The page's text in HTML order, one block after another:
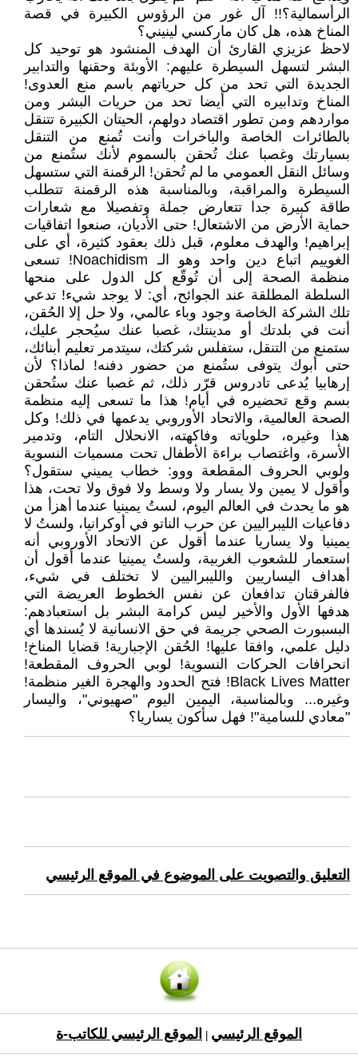
الرأسمالية؟!! آل غور من الرؤوس الكبيرة في قصة
المناخ هذه، هل كان ماركسي لينيني؟
لاحظ عزيزي القارئ أن الهدف المنشود هو توحيد كل
البشر لتسهل السيطرة عليهم: الأوبئة وحقنها والتدابير
الجديدة التي تحد من كل حرياتهم باسم منع العدوى!
المناخ وتدابيره التي أيضا تحد من حريات البشر ومن
مواردهم ومن تطور اقتصاد دولهم، الحيتان الكبيرة تتنقل
بالطائرات الخاصة والباخرات وأنت تُمنع من التنقل
بسيارتك وغصبا عنك تُحقن بالسموم لأنك ستُمنع من
وسائل النقل العمومي ما لم تُحقن! الرقمنة التي ستسهل
السيطرة والمراقبة، وبالمناسبة هذه الرقمنة تتطلب
طاقة كبيرة جدا تتعارض جملة وتفصيلا مع شعارات
حماية الأرض من الاشتعال! حتى الأديان، صنعوا اتفاقيات
إبراهيم! والهدف معلوم، قبل ذلك بعقود كثيرة، أي على
الغوييم اتباع دين واحد وهو الـ Noachidism! تسعى
منظمة الصحة إلى أن تُوقّع كل الدول على منحها
السلطة المطلقة عند الجوائح، أي: لا يوجد شيء! تدعي
تلك الشركة الخاصة وجود وباء عالمي، ولا حل إلا الحُقن،
أنت في بلدتك أو مدينتك، غصبا عنك سيُحجر عليك،
ستمنع من التنقل، ستفلس شركتك، سيتدمر تعليم أبنائك،
حتى أبوك يتوفى ستُمنع من حضور دفنه! لماذا؟ لأن
إرهابيا يُدعى تادروس قرّر ذلك، ثم غصبا عنك ستُحقن
بسم وقع تحضيره في أيام! هذا ما تسعى إليه منظمة
الصحة العالمية، والاتحاد الأوروبي يدعمها في ذلك! وكل
هذا وغيره، حلوياته وفاكهته، الانحلال التام، وتدمير
الأسرة، واغتصاب براءة الأطفال تحت مسميات النسوية
ولوبي الحروف المقطعة ووو: خطاب يميني ستقول؟
وأقول لا يمين ولا يسار ولا وسط ولا فوق ولا تحت، هذا
هو ما يحدث في العالم اليوم، لستُ يمينيا عندما أهزأ من
دفاعيات الليبراليين عن حرب الناتو في أوكرانيا، ولستُ لا
يمينيا ولا يساريا عندما أقول عن الاتحاد الأوروبي أنه
استعمار للشعوب الغربية، ولستُ يمينيا عندما أقول أن
أهداف اليساريين والليبراليين لا تختلف في شيء،
فالفرقتان تدافعان عن نفس الخطوط العريضة التي
هدفها الأول والأخير ليس كرامة البشر بل استعبادهم:
البسبورت الصحي جريمة في حق الانسانية لا يُسندها أي
دليل علمي، وافقا عليها! الحُقن الإجبارية! قضايا المناخ!
انحرافات الحركات النسوية! لوبي الحروف المقطعة!
Black Lives Matter! فتح الحدود والهجرة الغير منظمة!
وغيره... وبالمناسبة، اليمين اليوم "صهيوني"، واليسار
"معادي للسامية"! فهل سأكون يساريا؟
التعليق والتصويت على الموضوع في الموقع الرئيسي
الموقع الرئيسي الموقع الرئيسي للكاتب-ة